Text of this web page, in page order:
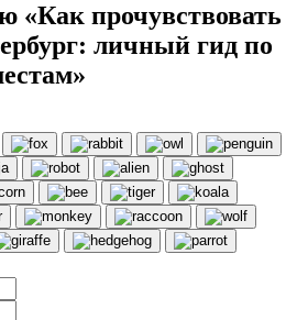
«Как прочувствовать
личный гид по